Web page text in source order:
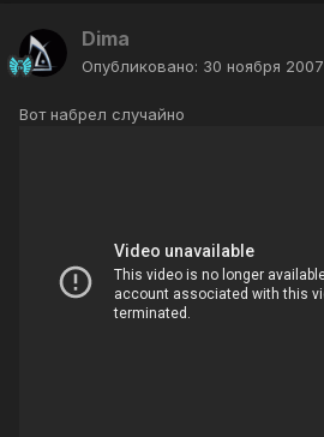
Dima
Опубликовано: 30 ноября 2007
Вот набрел случайно